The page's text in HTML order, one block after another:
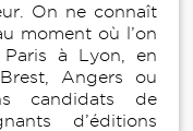
On ne connaît
moment où l’on
à Lyon, en
Angers ou
candidats de
d’éditions